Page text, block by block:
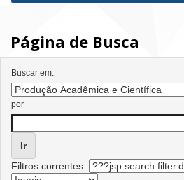
Página de Busca
Buscar em:
por
Filtros correntes: